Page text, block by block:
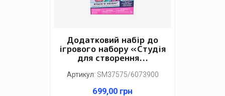
Додатковий набір до
ігрового набору «Студія
для створення...
Артикул: SM37575/6073900
699,00 грн